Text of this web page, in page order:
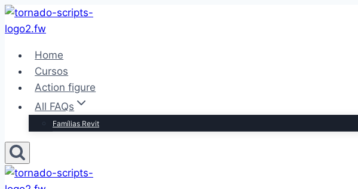
Pular
para
Conteúdo
Home
Cursos
Action figure
All FAQs
Famílias Revit